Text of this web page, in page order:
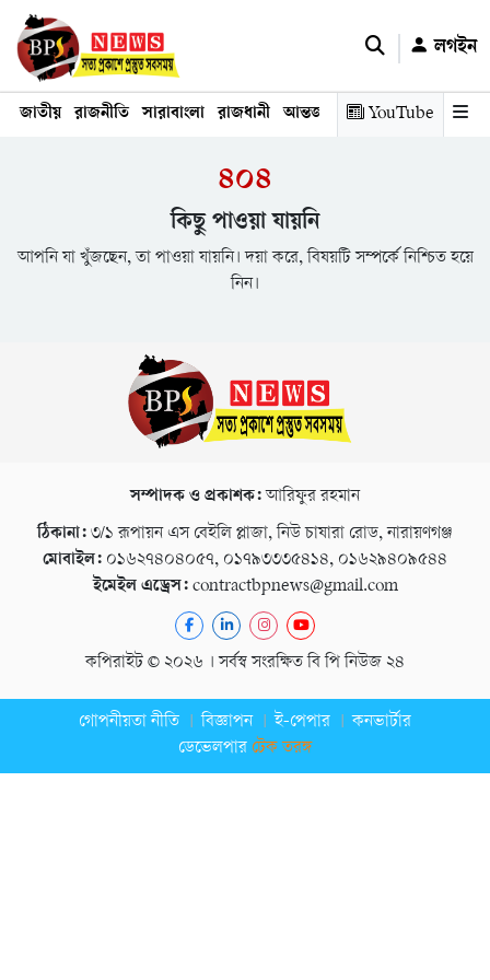
লগইন
জাতীয় রাজনীতি সারাবাংলা রাজধানী আন্তর্জাতিক অর্থনীতি তথ্য
YouTube
৪০৪
কিছু পাওয়া যায়নি
আপনি যা খুঁজছেন, তা পাওয়া যায়নি। দয়া করে, বিষয়টি সম্পর্কে নিশ্চিত হয়ে
নিন।
সম্পাদক ও প্রকাশক:আরিফুর রহমান
ঠিকানা: ৩/১ রূপায়ন এস বেইলি প্লাজা, নিউ চাষারা রোড, নারায়ণগঞ্জ
মোবাইল: ০১৬২৭৪০৪০৫৭, ০১৭৯৩৩৩৫৪১৪, ০১৬২৯৪০৯৫৪৪
ইমেইল এড্রেস:contractbpnews@gmail.com
কপিরাইট © ২০২৬ । সর্বস্ব সংরক্ষিত বি পি নিউজ ২৪
গোপনীয়তা নীতি বিজ্ঞাপন ই-পেপার
কনভার্টার
ডেভেলপার টেক তরঙ্গ